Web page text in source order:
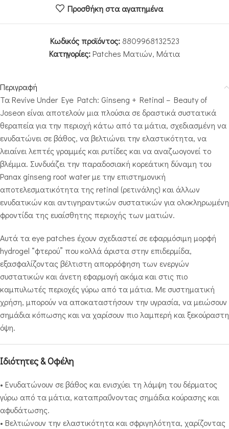
Προσθήκη στα αγαπημένα
Κωδικός προϊόντος: 8809968132523
Κατηγορίες:Patches Ματιών, Μάτια
Περιγραφή
Τα Revive Under Eye Patch: Ginseng + Retinal – Beauty of
Joseon είναι αποτελούν μια πλούσια σε δραστικά συστατικά
θεραπεία για την περιοχή κάτω από τα μάτια, σχεδιασμένη να
ενυδατώνει σε βάθος, να βελτιώνει την ελαστικότητα, να
λειαίνει λεπτές γραμμές και ρυτίδες και να αναζωογονεί το
βλέμμα. Συνδυάζει την παραδοσιακή κορεάτικη δύναμη του
Panax ginseng root water με την επιστημονική
αποτελεσματικότητα της retinal (ρετινάλης) και άλλων
ενυδατικών και αντιγηραντικών συστατικών για ολοκληρωμένη
φροντίδα της ευαίσθητης περιοχής των ματιών.
Αυτά τα eye patches έχουν σχεδιαστεί σε εφαρμόσιμη μορφή
hydrogel “φτερού” που κολλά άριστα στην επιδερμίδα,
εξασφαλίζοντας βέλτιστη απορρόφηση των ενεργών
συστατικών και άνετη εφαρμογή ακόμα και στις πιο
καμπυλωτές περιοχές γύρω από τα μάτια. Με συστηματική
χρήση, μπορούν να αποκαταστήσουν την υγρασία, να μειώσουν
σημάδια κόπωσης και να χαρίσουν πιο λαμπερή και ξεκούραστη
όψη.
Ιδιότητες & Οφέλη
• Ενυδατώνουν σε βάθος και ενισχύει τη λάμψη του δέρματος
γύρω από τα μάτια, καταπραΰνοντας σημάδια κούρασης και
αφυδάτωσης.
• Βελτιώνουν την ελαστικότητα και σφριγηλότητα, χαρίζοντας